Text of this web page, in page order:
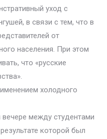
уход с
в связи с тем, что в
от
населения. При этом
что «русские
холодного
между студентами
которой был